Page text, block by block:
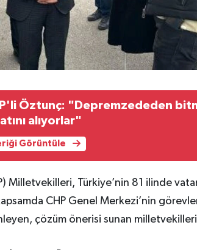
Öztunç: "Depremzededen
alıyorlar"
Görüntüle
Milletvekilleri, Türkiye’nin 81 ilinde
CHP Genel Merkezi’nin
çözüm önerisi sunan